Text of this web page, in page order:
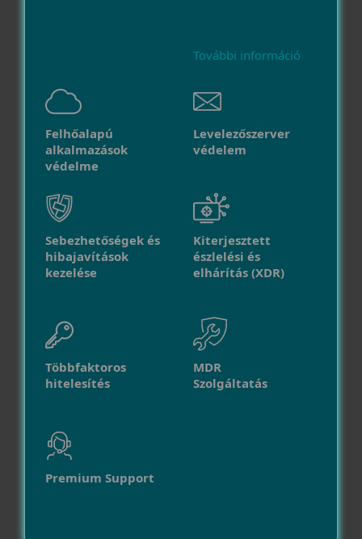
További információ
Felhőalapú
alkalmazások
védelme
Levelezőszerver
védelem
Sebezhetőségek és
hibajavítások
kezelése
Kiterjesztett
észlelési és
elhárítás (XDR)
Többfaktoros
hitelesítés
MDR
Szolgáltatás
Premium Support